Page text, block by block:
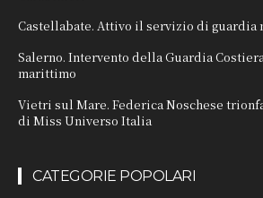
Castellabate. Attivo il servizio di guardia
Salerno. Intervento della Guardia
marittimo
Vietri sul Mare. Federica Noschese
di Miss Universo Italia
CATEGORIE POPOLARI